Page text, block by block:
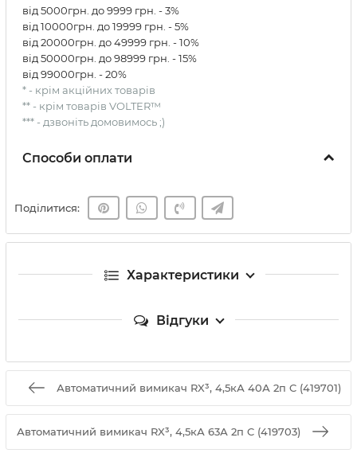
від 5000грн. до 9999 грн. - 3%
від 10000грн. до 19999 грн. - 5%
від 20000грн. до 49999 грн. - 10%
від 50000грн. до 98999 грн. - 15%
від 99000грн. - 20%
* - крім акційних товарів
** - крім товарів VOLTER™
*** - дзвоніть домовимось ;)
Способи оплати
Поділитися:
Характеристики
Відгуки
Автоматичний вимикач RX³, 4,5кА 40А 2п C (419701)
Автоматичний вимикач RX³, 4,5кА 63А 2п C (419703)